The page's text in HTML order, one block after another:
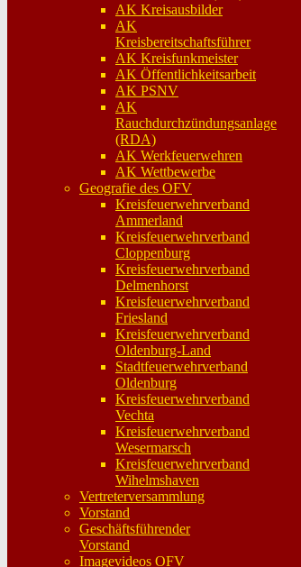
AK Kreisausbilder
AK
Kreisbereitschaftsführer
AK Kreisfunkmeister
AK Öffentlichkeitsarbeit
AK PSNV
AK
Rauchdurchzündungsanlage
(RDA)
AK Werkfeuerwehren
AK Wettbewerbe
Geografie des OFV
Kreisfeuerwehrverband
Ammerland
Kreisfeuerwehrverband
Cloppenburg
Kreisfeuerwehrverband
Delmenhorst
Kreisfeuerwehrverband
Friesland
Kreisfeuerwehrverband
Oldenburg-Land
Stadtfeuerwehrverband
Oldenburg
Kreisfeuerwehrverband
Vechta
Kreisfeuerwehrverband
Wesermarsch
Kreisfeuerwehrverband
Wihelmshaven
Vertreterversammlung
Vorstand
Geschäftsführender
Vorstand
Imagevideos OFV